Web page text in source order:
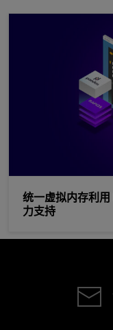
统一虚拟内存利
力支持